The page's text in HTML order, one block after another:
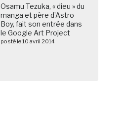
Osamu Tezuka, « dieu » du
manga et père d’Astro
Boy, fait son entrée dans
le Google Art Project
posté le 10 avril 2014